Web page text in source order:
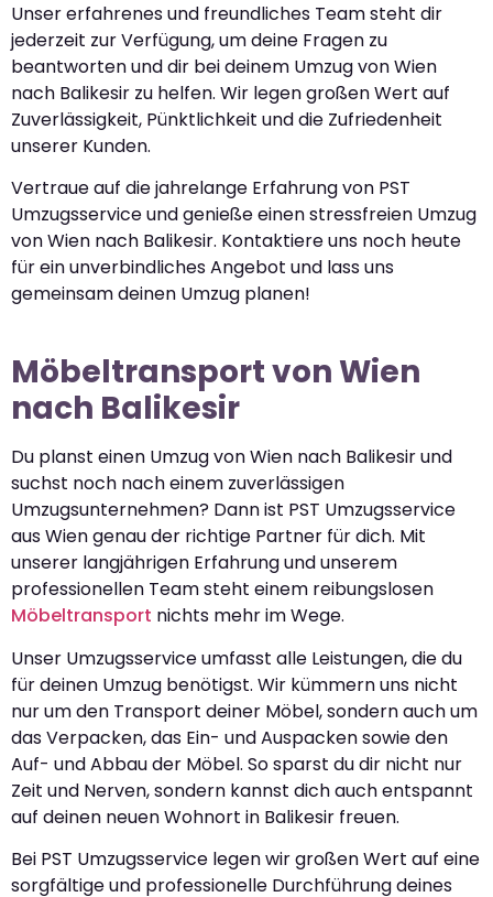
Unser erfahrenes und freundliches Team steht dir
jederzeit zur Verfügung, um deine Fragen zu
beantworten und dir bei deinem Umzug von Wien
nach Balikesir zu helfen. Wir legen großen Wert auf
Zuverlässigkeit, Pünktlichkeit und die Zufriedenheit
unserer Kunden.
Vertraue auf die jahrelange Erfahrung von PST
Umzugsservice und genieße einen stressfreien Umzug
von Wien nach Balikesir. Kontaktiere uns noch heute
für ein unverbindliches Angebot und lass uns
gemeinsam deinen Umzug planen!
Möbeltransport von Wien
nach Balikesir
Du planst einen Umzug von Wien nach Balikesir und
suchst noch nach einem zuverlässigen
Umzugsunternehmen? Dann ist PST Umzugsservice
aus Wien genau der richtige Partner für dich. Mit
unserer langjährigen Erfahrung und unserem
professionellen Team steht einem reibungslosen
Möbeltransport nichts mehr im Wege.
Unser Umzugsservice umfasst alle Leistungen, die du
für deinen Umzug benötigst. Wir kümmern uns nicht
nur um den Transport deiner Möbel, sondern auch um
das Verpacken, das Ein- und Auspacken sowie den
Auf- und Abbau der Möbel. So sparst du dir nicht nur
Zeit und Nerven, sondern kannst dich auch entspannt
auf deinen neuen Wohnort in Balikesir freuen.
Bei PST Umzugsservice legen wir großen Wert auf eine
sorgfältige und professionelle Durchführung deines